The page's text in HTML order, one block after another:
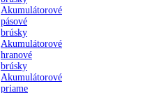
Akumulátorové
pásové
brúsky
Akumulátorové
hranové
brúsky
Akumulátorové
priame